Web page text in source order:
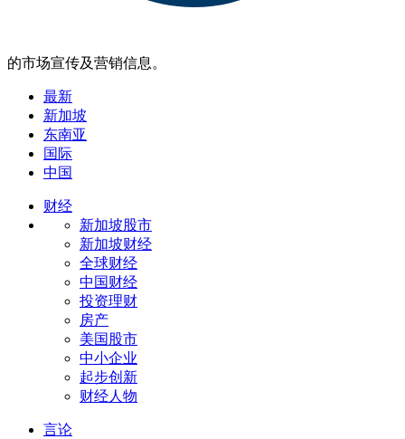
的市场宣传及营销信息。
最新
新加坡
东南亚
国际
中国
财经
新加坡股市
新加坡财经
全球财经
中国财经
投资理财
房产
美国股市
中小企业
起步创新
财经人物
言论